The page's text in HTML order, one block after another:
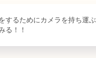
するためにカメラを持ち運ぶ
る！！